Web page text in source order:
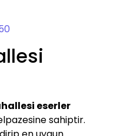
eserler
sahiptir.